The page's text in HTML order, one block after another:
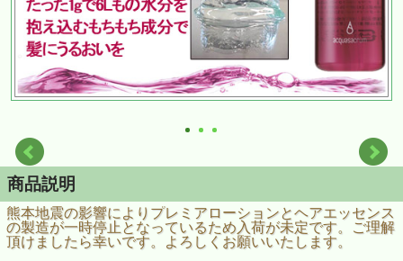
商品説明
熊本地震の影響によりプレミアローションとヘアエッセンス
の製造が一時停止となっているため入荷が未定です。ご理解
頂けましたら幸いです。よろしくお願いいたします。